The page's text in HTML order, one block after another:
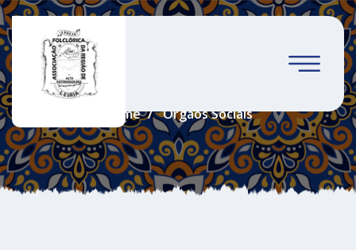
Orgãos Sociais
Home Orgãos Sociais